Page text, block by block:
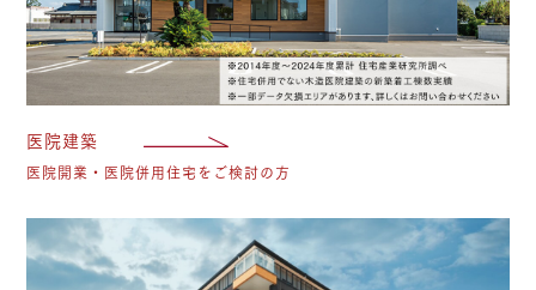
医院建築
医院開業・医院併用住宅をご検討の方
施